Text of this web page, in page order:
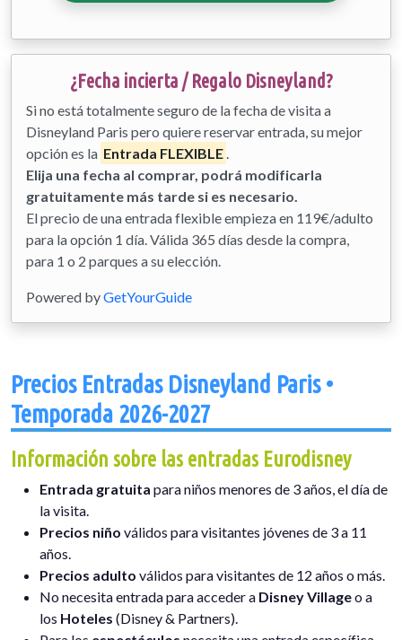
¿Fecha incierta / Regalo Disneyland?
Si no está totalmente seguro de la fecha de visita a
Disneyland Paris pero quiere reservar entrada, su mejor
opción es la Entrada FLEXIBLE .
Elija una fecha al comprar, podrá modificarla
gratuitamente más tarde si es necesario.
El precio de una entrada flexible empieza en 119€/adulto
para la opción 1 día. Válida 365 días desde la compra,
para 1 o 2 parques a su elección.
Powered byGetYourGuide
Precios Entradas Disneyland Paris •
Temporada 2026-2027
Información sobre las entradas Eurodisney
Entrada gratuita para niños menores de 3 años, el día de
la visita.
Precios niño válidos para visitantes jóvenes de 3 a 11
años.
Precios adulto válidos para visitantes de 12 años o más.
No necesita entrada para acceder a Disney Villageo a
los Hoteles (Disney & Partners).